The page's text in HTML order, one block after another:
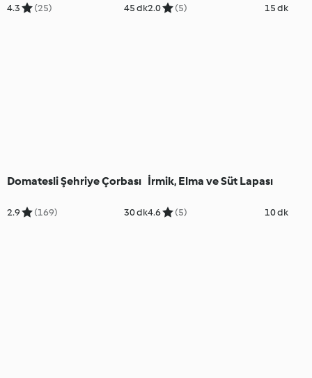
4.3 (25) 45 dk2.0 (5) 15 dk
Domatesli Şehriye Çorbası
2.9 (169) 30 dk
İrmik, Elma ve Süt Lapası
4.6 (5) 10 dk